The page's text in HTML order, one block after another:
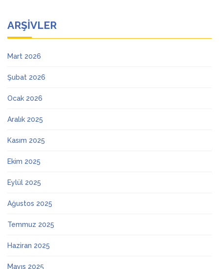
ARŞIVLER
Mart 2026
Şubat 2026
Ocak 2026
Aralık 2025
Kasım 2025
Ekim 2025
Eylül 2025
Ağustos 2025
Temmuz 2025
Haziran 2025
Mayıs 2025